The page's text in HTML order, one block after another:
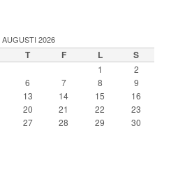
AUGUSTI 2026
T F L S
1
2
6 7 8
9
13 14 15
16
20 21 22
23
27 28 29
30